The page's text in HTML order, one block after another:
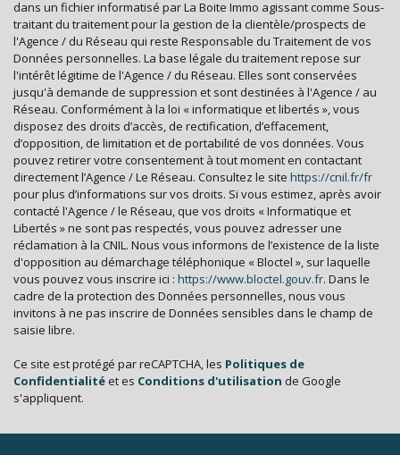
Familles avec 1 ou 2 enfants
5,06 %
Maisons
37,23 %
Appartements
62,77 %
Familles avec 3 enfants
2,18 %
dans un fichier informatisé par La Boite Immo agissant comme Sous-
traitant du traitement pour la gestion de la clientèle/prospects de
l'Agence / du Réseau qui reste Responsable du Traitement de vos
Données personnelles. La base légale du traitement repose sur
l'intérêt légitime de l'Agence / du Réseau. Elles sont conservées
jusqu'à demande de suppression et sont destinées à l'Agence / au
Réseau. Conformément à la loi « informatique et libertés », vous
disposez des droits d’accès, de rectification, d’effacement,
d’opposition, de limitation et de portabilité de vos données. Vous
pouvez retirer votre consentement à tout moment en contactant
directement l’Agence / Le Réseau. Consultez le site https://cnil.fr/fr
pour plus d’informations sur vos droits. Si vous estimez, après avoir
contacté l'Agence / le Réseau, que vos droits « Informatique et
Libertés » ne sont pas respectés, vous pouvez adresser une
réclamation à la CNIL. Nous vous informons de l’existence de la liste
d'opposition au démarchage téléphonique « Bloctel », sur laquelle
vous pouvez vous inscrire ici : https://www.bloctel.gouv.fr. Dans le
cadre de la protection des Données personnelles, nous vous
invitons à ne pas inscrire de Données sensibles dans le champ de
saisie libre.
Ce site est protégé par reCAPTCHA, les Politiques de
Confidentialité et es Conditions d'utilisation de Google
s'appliquent.